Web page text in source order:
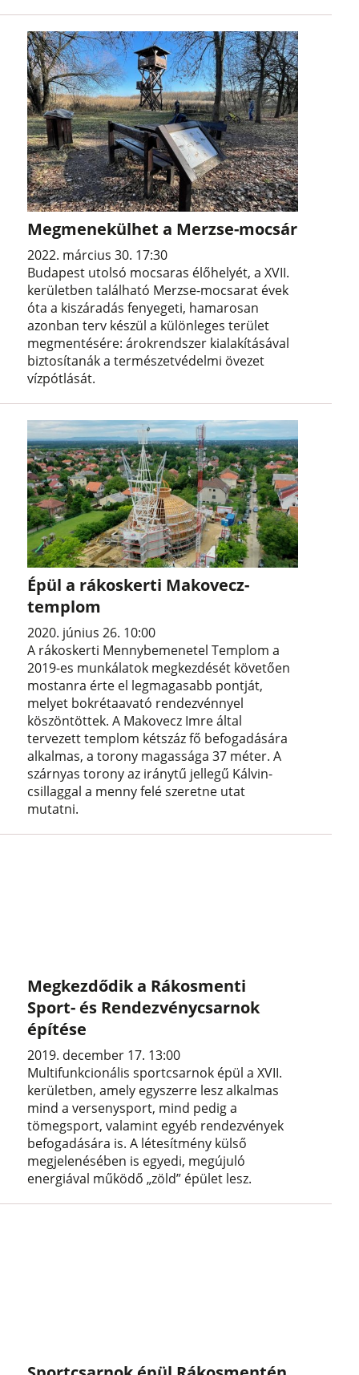
Megmenekülhet a Merzse-mocsár
2022. március 30. 17:30
Budapest utolsó mocsaras élőhelyét, a XVII.
kerületben található Merzse-mocsarat évek
óta a kiszáradás fenyegeti, hamarosan
azonban terv készül a különleges terület
megmentésére: árokrendszer kialakításával
biztosítanák a természetvédelmi övezet
vízpótlását.
Épül a rákoskerti Makovecz-
templom
2020. június 26. 10:00
A rákoskerti Mennybemenetel Templom a
2019-es munkálatok megkezdését követően
mostanra érte el legmagasabb pontját,
melyet bokrétaavató rendezvénnyel
köszöntöttek. A Makovecz Imre által
tervezett templom kétszáz fő befogadására
alkalmas, a torony magassága 37 méter. A
szárnyas torony az iránytű jellegű Kálvin-
csillaggal a menny felé szeretne utat
mutatni.
Megkezdődik a Rákosmenti
Sport- és Rendezvénycsarnok
építése
2019. december 17. 13:00
Multifunkcionális sportcsarnok épül a XVII.
kerületben, amely egyszerre lesz alkalmas
mind a versenysport, mind pedig a
tömegsport, valamint egyéb rendezvények
befogadására is. A létesítmény külső
megjelenésében is egyedi, megújuló
energiával működő „zöld” épület lesz.